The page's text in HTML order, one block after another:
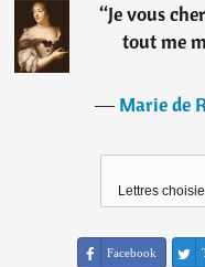
“Je vous
tout me
―Marie de
Lettres
Facebook